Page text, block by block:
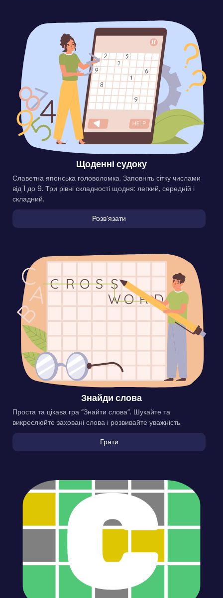
Щоденні судоку
Славетна японська головоломка. Заповніть сітку числами
від 1 до 9. Три рівні складності щодня: легкий, середній і
складний.
Розвʼязати
Знайди слова
Проста та цікава гра “Знайти слова”. Шукайте та
викреслюйте заховані слова і розвивайте уважність.
Грати